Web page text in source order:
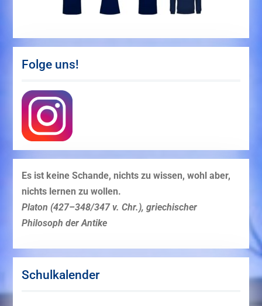
Folge uns!
Es ist keine Schande, nichts zu wissen, wohl aber,
nichts lernen zu wollen.
Platon (427–348/347 v. Chr.), griechischer
Philosoph der Antike
Schulkalender